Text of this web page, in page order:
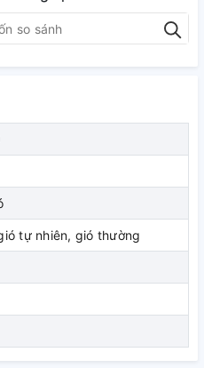
sunhouse-shd-7759-
của Máy làm mát
tự nhiên, gió thường